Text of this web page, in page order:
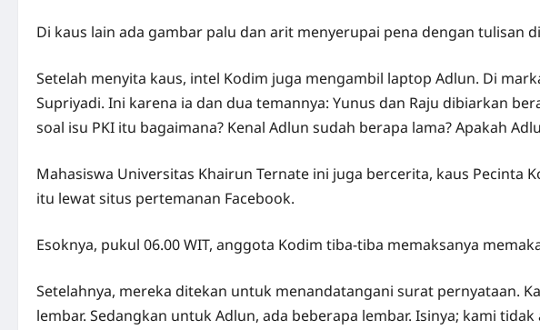
Di kaus lain ada gambar palu dan arit menyerupai pena dengan tulisan
Setelah menyita kaus, intel Kodim juga mengambil laptop Adlun. Di
Supriyadi. Ini karena ia dan dua temannya: Yunus dan Raju dibiarkan
soal isu PKI itu bagaimana? Kenal Adlun sudah berapa lama? Apakah
Mahasiswa Universitas Khairun Ternate ini juga bercerita, kaus Pecinta
itu lewat situs pertemanan Facebook.
Esoknya, pukul 06.00 WIT, anggota Kodim tiba-tiba memaksanya
Setelahnya, mereka ditekan untuk menandatangani surat pernyataan.
lembar. Sedangkan untuk Adlun, ada beberapa lembar. Isinya; kami